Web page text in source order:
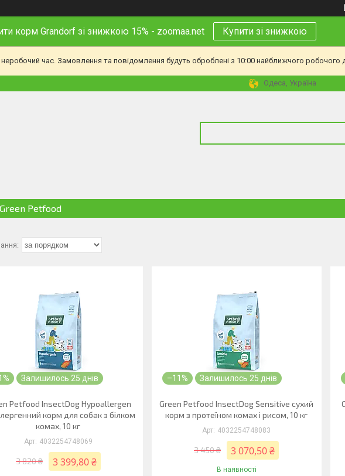
корм Grandorf зі знижкою 15% - zoomaa.net Купити зі знижкою
неробочий час. Замовлення та повідомлення будуть оброблені з 10:00 найближчого робочого
Одеса, Україна
Green Petfood
Залишилось 25 днів
Petfood InsectDog Hypoallergen
корм для собак з білком
комах, 10 кг
4032254748069
3 820 ₴ 3 399,80 ₴
–11% Залишилось 25 днів
Green Petfood InsectDog Sensitive сухий
корм з протеїном комах і рисом, 10 кг
4032254748083
3 450 ₴ 3 070,50 ₴
В наявності